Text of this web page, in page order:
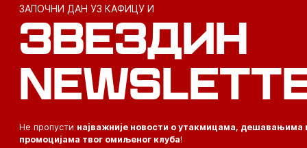
ЗАПОЧНИ ДАН УЗ КАФИЦУ И
ЗВЕЗДИН
Не пропусти најважније новости о утакмицама, дешавањима
промоцијама твог омиљеног клуба!